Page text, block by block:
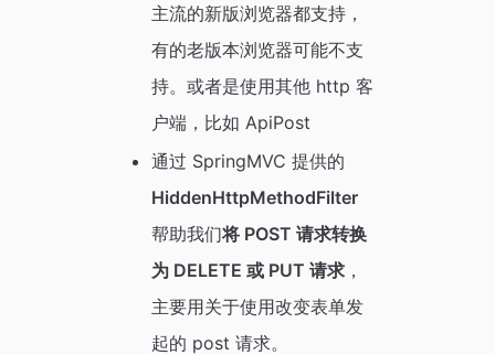
主流的新版浏览器都支持，
有的老版本浏览器可能不支
持。或者是使用其他 http 客
户端，比如 ApiPost
通过 SpringMVC 提供的
HiddenHttpMethodFilter
帮助我们将 POST 请求转换
为 DELETE 或 PUT 请求，
主要用关于使用改变表单发
起的 post 请求。